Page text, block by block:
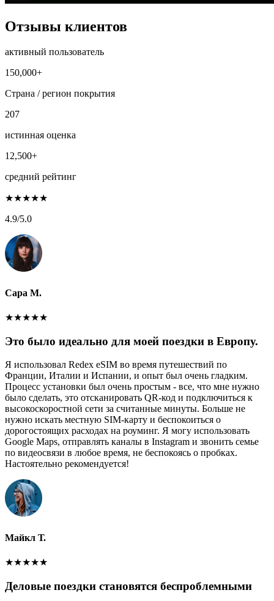
Отзывы клиентов
активный пользователь
150,000+
Страна / регион покрытия
207
истинная оценка
12,500+
средний рейтинг
★★★★★
4.9/5.0
Сара М.
★★★★★
Это было идеально для моей поездки в Европу.
Я использовал Redex eSIM во время путешествий по
Франции, Италии и Испании, и опыт был очень гладким.
Процесс установки был очень простым - все, что мне нужно
было сделать, это отсканировать QR-код и подключиться к
высокоскоростной сети за считанные минуты. Больше не
нужно искать местную SIM-карту и беспокоиться о
дорогостоящих расходах на роуминг. Я могу использовать
Google Maps, отправлять каналы в Instagram и звонить семье
по видеосвязи в любое время, не беспокоясь о пробках.
Настоятельно рекомендуется!
Майкл Т.
★★★★★
Деловые поездки становятся беспроблемными